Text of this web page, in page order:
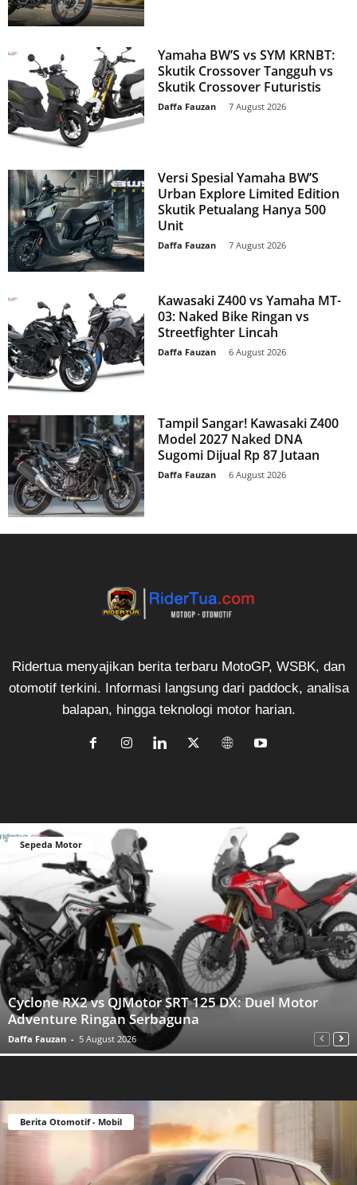
Yamaha BW’S vs SYM KRNBT:
Skutik Crossover Tangguh vs
Skutik Crossover Futuristis
Daffa Fauzan 7 August 2026
Versi Spesial Yamaha BW’S
Urban Explore Limited Edition
Skutik Petualang Hanya 500
Unit
Daffa Fauzan 7 August 2026
Kawasaki Z400 vs Yamaha MT-
03: Naked Bike Ringan vs
Streetfighter Lincah
Daffa Fauzan 6 August 2026
Tampil Sangar! Kawasaki Z400
Model 2027 Naked DNA
Sugomi Dijual Rp 87 Jutaan
Daffa Fauzan 6 August 2026
Ridertua menyajikan berita terbaru MotoGP, WSBK, dan
otomotif terkini. Informasi langsung dari paddock, analisa
balapan, hingga teknologi motor harian.
Sepeda Motor
Cyclone RX2 vs QJMotor SRT 125 DX: Duel Motor
Adventure Ringan Serbaguna
Daffa Fauzan - 5 August 2026
Berita Otomotif - Mobil